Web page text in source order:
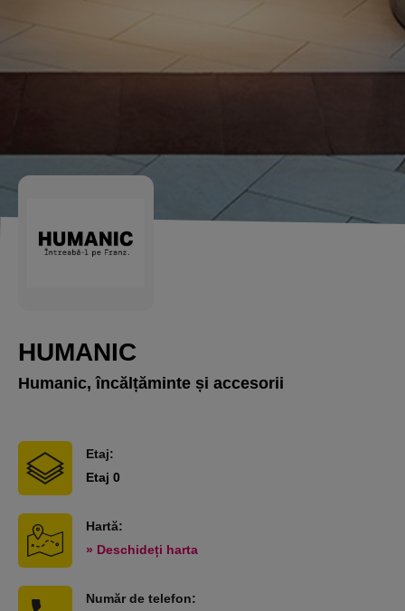
HUMANIC
Humanic, încălțăminte și accesorii
Etaj:
Etaj 0
Hartă:
» Deschideți harta
Număr de telefon: